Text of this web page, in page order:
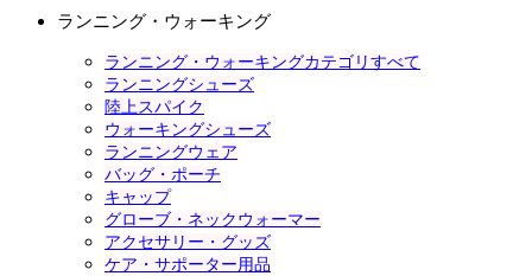
ランニング・ウォーキング
ランニング・ウォーキングカテゴリすべて
ランニングシューズ
陸上スパイク
ウォーキングシューズ
ランニングウェア
バッグ・ポーチ
キャップ
グローブ・ネックウォーマー
アクセサリー・グッズ
ケア・サポーター用品